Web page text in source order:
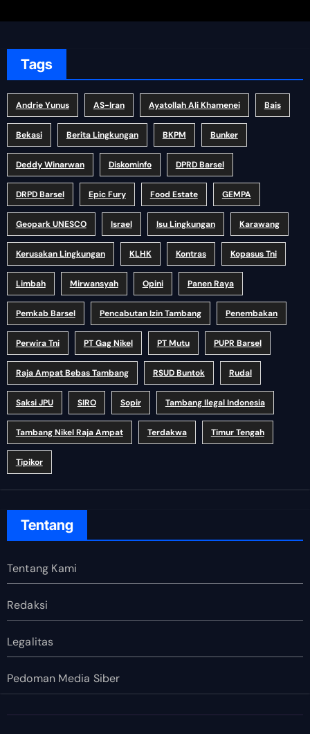
Tags
Andrie Yunus AS-Iran Ayatollah Ali Khamenei Bais
Bekasi Berita Lingkungan BKPM Bunker
Deddy Winarwan Diskominfo DPRD Barsel
DRPD Barsel Epic Fury Food Estate GEMPA
Geopark UNESCO Israel Isu Lingkungan Karawang
Kerusakan Lingkungan KLHK Kontras Kopasus Tni
Limbah Mirwansyah Opini Panen Raya
Pemkab Barsel Pencabutan Izin Tambang Penembakan
Perwira Tni PT Gag Nikel PT Mutu PUPR Barsel
Raja Ampat Bebas Tambang RSUD Buntok Rudal
Saksi JPU SIRO Sopir Tambang Ilegal Indonesia
Tambang Nikel Raja Ampat Terdakwa Timur Tengah
Tipikor
Tentang
Tentang Kami
Redaksi
Legalitas
Pedoman Media Siber